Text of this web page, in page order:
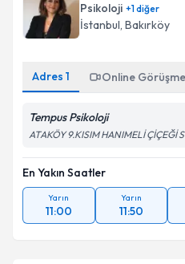
Psikoloji +1diğer
İstanbul, Bakırköy
Adres 1 Online Görüşme
Tempus Psikoloji
ATAKÖY 9.KISIM HANIMELİ ÇİÇEĞİ
En Yakın Saatler
Yarın
11:00
Yarın
11:50